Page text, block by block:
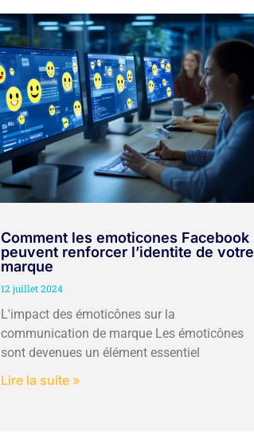
Comment les emoticones Facebook
peuvent renforcer l’identite de votre
marque
12 juillet 2024
L'impact des émoticônes sur la
communication de marque Les émoticônes
sont devenues un élément essentiel
Lire la suite »